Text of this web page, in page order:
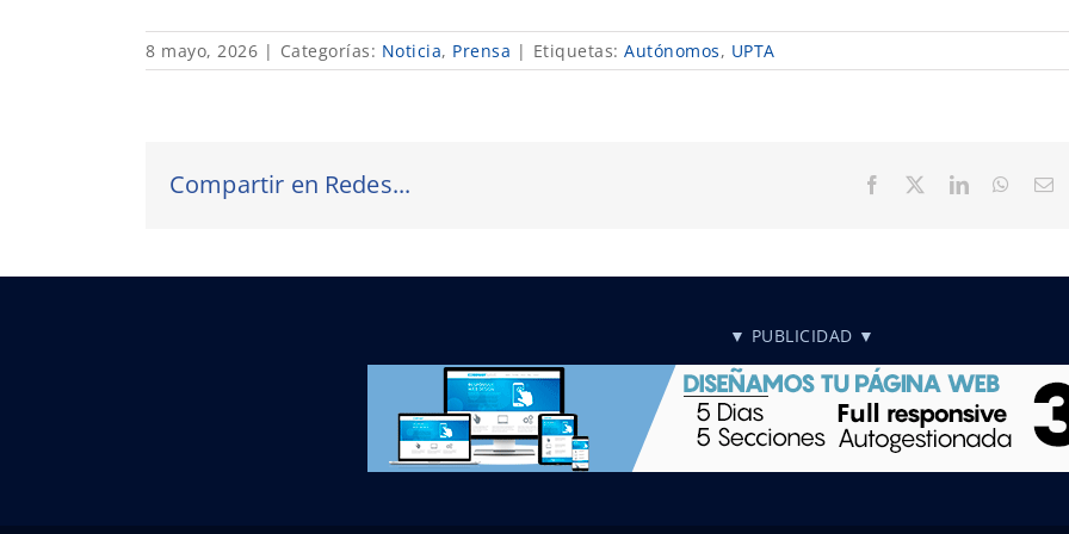
8 mayo, 2026 | Categorías: Noticia, Prensa | Etiquetas: Autónomos, UPTA
Compartir en Redes... Facebook LinkedIn
▼ PUBLICIDAD ▼